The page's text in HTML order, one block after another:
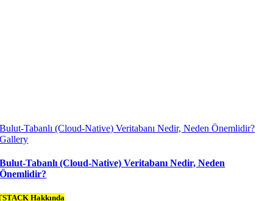
Bulut-Tabanlı (Cloud-Native) Veritabanı Nedir, Neden Önemlidir?
Gallery
Bulut-Tabanlı (Cloud-Native) Veritabanı Nedir, Neden
Önemlidir?
Hakkında